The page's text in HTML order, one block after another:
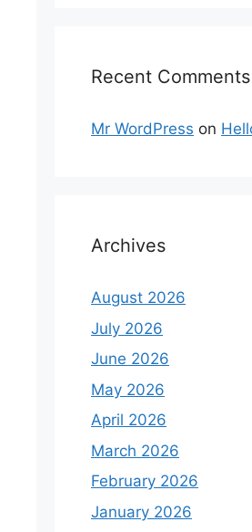
Recent Comments
Mr WordPress on
Archives
August 2026
July 2026
June 2026
May 2026
April 2026
March 2026
February 2026
January 2026